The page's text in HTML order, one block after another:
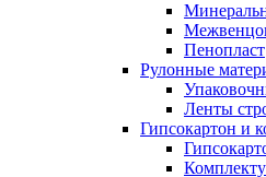
Пенопласт
Рулонные
Ленты
Гипсокартон и